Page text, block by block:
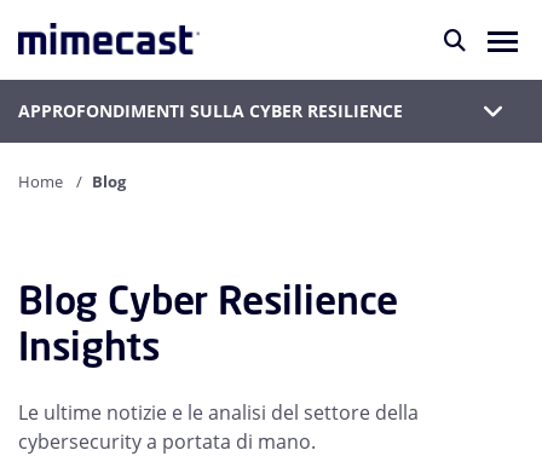
APPROFONDIMENTI SULLA CYBER RESILIENCE
Home Blog
Blog Cyber Resilience
Insights
Le ultime notizie e le analisi del settore della
cybersecurity a portata di mano.